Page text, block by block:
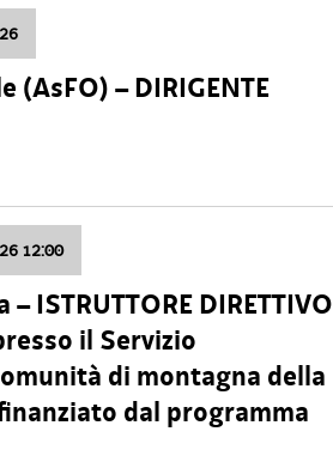
– DIRIGENTE
12:00
ISTRUTTORE DIRETTIVO
il Servizio
di montagna della
dal programma